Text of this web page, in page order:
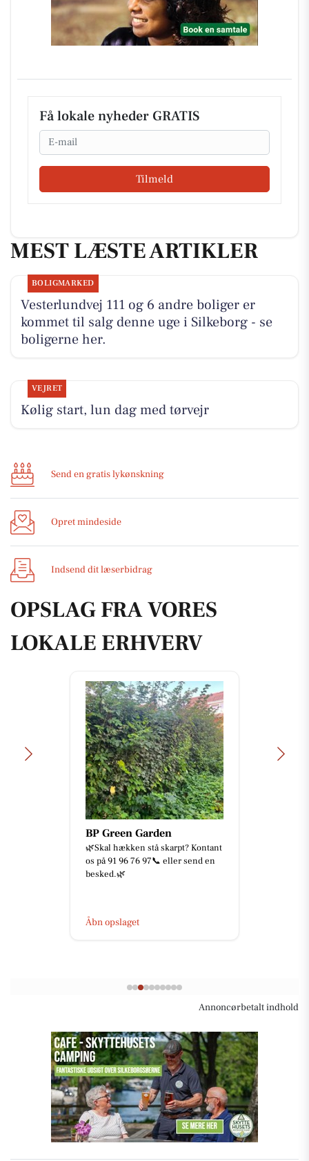
Få lokale nyheder GRATIS
Email
Tilmeld
MEST LÆSTE ARTIKLER
BOLIGMARKED
Vesterlundvej 111 og 6 andre boliger er
kommet til salg denne uge i Silkeborg - se
boligerne her.
VEJRET
Kølig start, lun dag med tørvejr
Send en gratis lykønskning
Opret mindeside
Indsend dit læserbidrag
OPSLAG FRA VORES
LOKALE ERHVERV
BP Green Garden
🌿Skal hækken stå skarpt? Kontant
os på 91 96 76 97📞 eller send en
besked.🌿
Åbn opslaget
Annoncørbetalt indhold